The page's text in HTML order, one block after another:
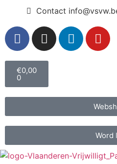
Contact
€0,00
0
Word